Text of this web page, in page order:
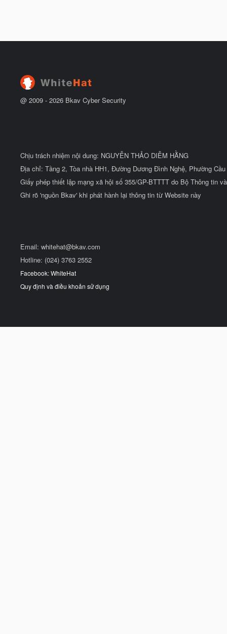
@ 2009 - 2026 Bkav Cyber Security
Chịu trách nhiệm nội dung: NGUYỄN THẢO DIỄM HẰNG
Địa chỉ: Tầng 2, Tòa nhà HH1, Đường Dương Đình Nghệ, Phường
Giấy phép thiết lập mạng xã hội số 355/GP-BTTTT do Bộ Thông tin
Ghi rõ 'nguồn Bkav' khi phát hành lại thông tin từ Website này
Email: whitehat@bkav.com
Hotline: (024) 3763 2552
Facebook: WhiteHat
Quy định và điều khoản sử dụng